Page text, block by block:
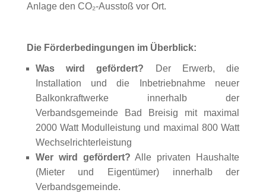
Anlage den CO₂-Ausstoß vor Ort.
Die Förderbedingungen im Überblick:
Was wird gefördert?
Der Erwerb, die
Installation und die Inbetriebnahme neuer
Balkonkraftwerke innerhalb der
Verbandsgemeinde Bad Breisig mit maximal
2000 Watt Modulleistung und maximal 800 Watt
Wechselrichterleistung
Wer wird gefördert? Alle privaten Haushalte
(Mieter und Eigentümer) innerhalb der
Verbandsgemeinde.